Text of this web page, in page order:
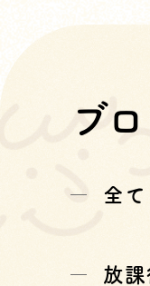
ブ
全て
放課